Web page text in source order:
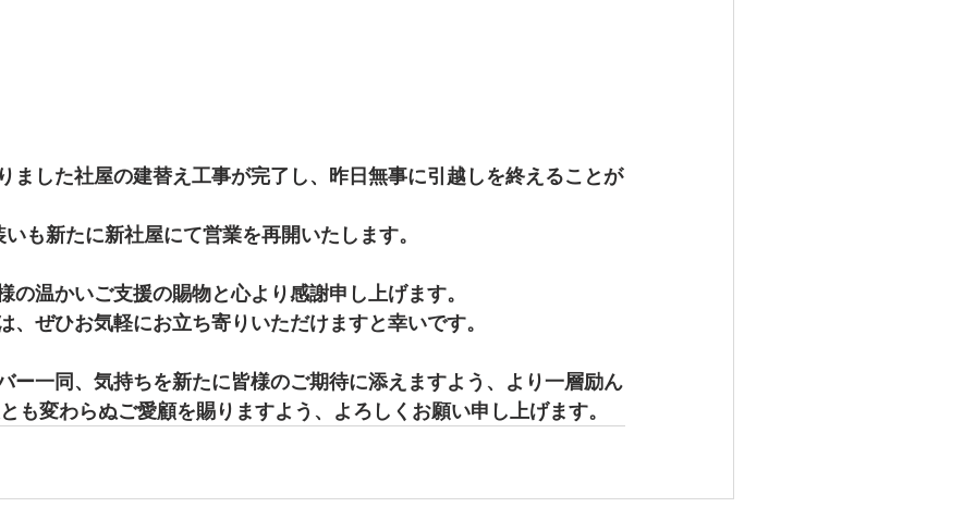
ました社屋の建替え工事が完了し、昨日無事に引越しを終えることが
も新たに新社屋にて営業を再開いたします。
の温かいご支援の賜物と心より感謝申し上げます。
、ぜひお気軽にお立ち寄りいただけますと幸いです。
ー一同、気持ちを新たに皆様のご期待に添えますよう、より一層励ん
も変わらぬご愛顧を賜りますよう、よろしくお願い申し上げます。